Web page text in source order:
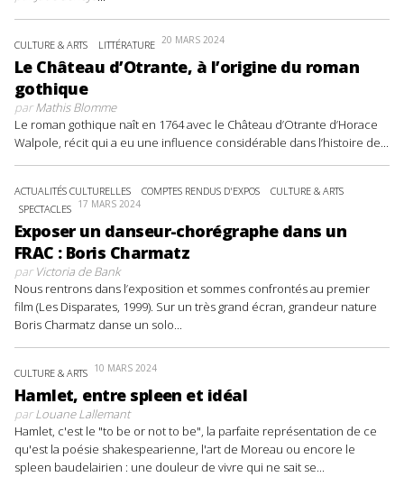
CULTURE & ARTS LITTÉRATURE 20 MARS 2024
Le Château d’Otrante, à l’origine du roman
gothique
parMathis Blomme
Le roman gothique naît en 1764 avec le Château d’Otrante d’Horace
Walpole, récit qui a eu une influence considérable dans l’histoire de...
ACTUALITÉS CULTURELLES COMPTES RENDUS D'EXPOS
CULTURE & ARTS
SPECTACLES 17 MARS 2024
Exposer un danseur-chorégraphe dans un
FRAC : Boris Charmatz
parVictoria de Bank
Nous rentrons dans l’exposition et sommes confrontés au premier
film (Les Disparates, 1999). Sur un très grand écran, grandeur nature
Boris Charmatz danse un solo...
CULTURE & ARTS 10 MARS 2024
Hamlet, entre spleen et idéal
parLouane Lallemant
Hamlet, c'est le "to be or not to be", la parfaite représentation de ce
qu'est la poésie shakespearienne, l'art de Moreau ou encore le
spleen baudelairien : une douleur de vivre qui ne sait se...